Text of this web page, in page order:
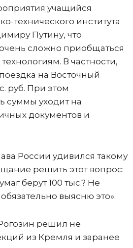
учащийся
технического института
Путину, что
сложно приобщаться
В частности,
на Восточный
руб. При этом
суммы уходит на
документов и
России удивился такому
решить этот вопрос:
берут 100 тыс.? Не
выясню это».
решил не
из Кремля и заранее